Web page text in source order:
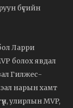
бүсийн
Ларри
болох явдал
Гилжес-
нарын хамт
улирлын MVP,